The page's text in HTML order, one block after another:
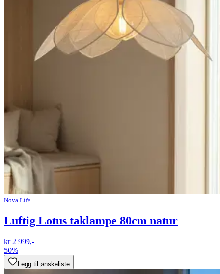
Nova Life
Luftig Lotus taklampe 80cm natur
kr 2 999,-
50%
Legg til ønskeliste